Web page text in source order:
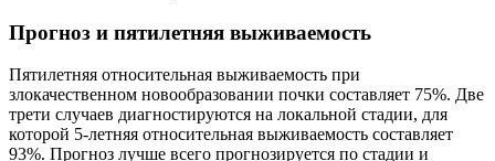
Прогноз и пятилетняя выживаемость
Пятилетняя относительная выживаемость при
злокачественном новообразовании почки составляет 75%. Две
трети случаев диагностируются на локальной стадии, для
которой 5-летняя относительная выживаемость составляет
93%. Прогноз лучше всего прогнозируется по стадии и